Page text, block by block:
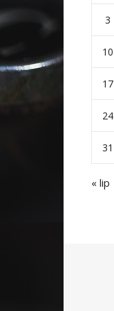
3
10
17
24
31
« lip